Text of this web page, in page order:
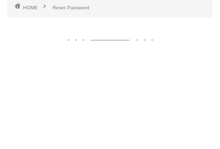
HOME Reset Password